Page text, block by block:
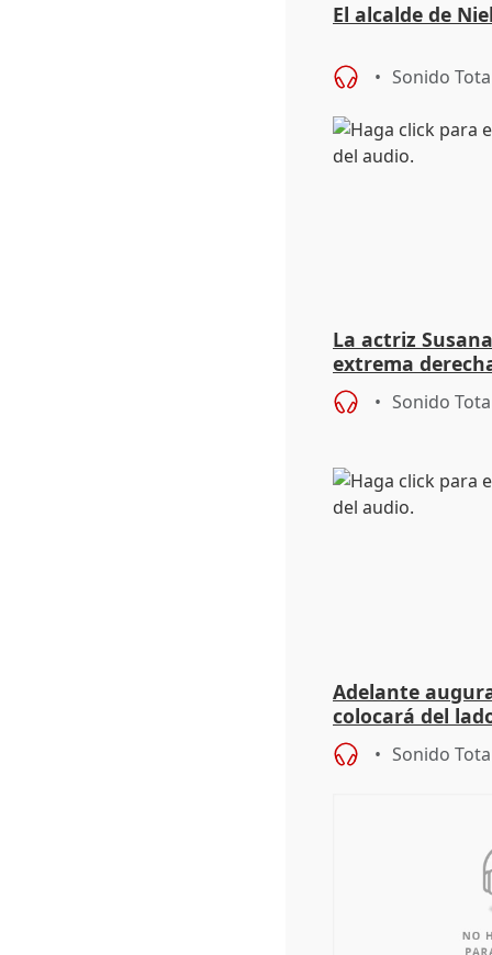
El alcalde de
Sonido
La actriz
extrema
homofobia"
Sonido
Adelante
colocará del
iniciativas de la
Sonido